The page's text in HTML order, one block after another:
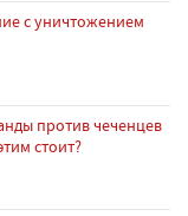
с уничтожением
против чеченцев
стоит?